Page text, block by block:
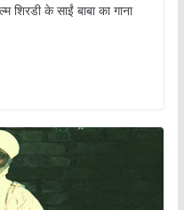
शिरडी के साईं बाबा का गाना